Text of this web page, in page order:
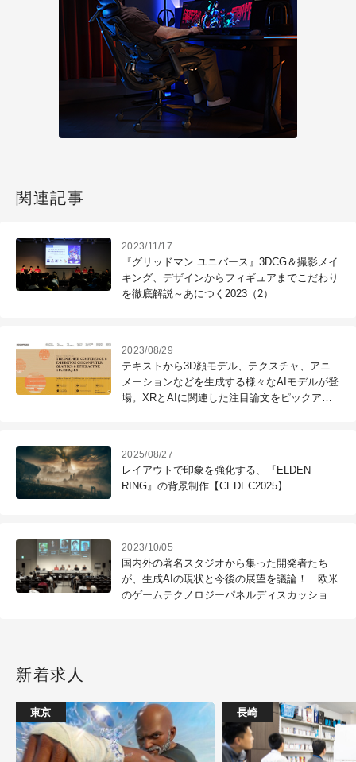
関連記事
2023/11/17
『グリッドマン ユニバース』3DCG＆撮影メイ
キング、デザインからフィギュアまでこだわり
を徹底解説～あにつく2023（2）
2023/08/29
テキストから3D顔モデル、テクスチャ、アニ
メーションなどを生成する様々なAIモデルが登
場。XRとAIに関連した注目論文をピックアッ
2025/08/27
レイアウトで印象を強化する、『ELDEN
RING』の背景制作【CEDEC2025】
2023/10/05
国内外の著名スタジオから集った開発者たち
が、生成AIの現状と今後の展望を議論！ 欧米
のゲームテクノロジーパネルディスカッション
新着求人
東京 長崎